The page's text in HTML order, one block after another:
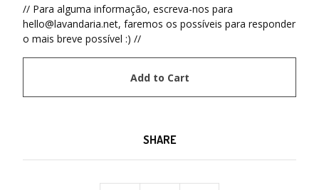
// Para alguma informação, escreva-nos para
hello@lavandaria.net, faremos os possíveis para responder
o mais breve possível :) //
Add to Cart
SHARE